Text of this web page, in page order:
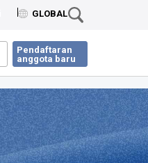
GLOBAL
Pendaftaran
anggota baru